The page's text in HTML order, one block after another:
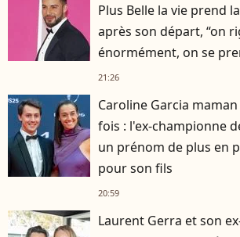
Plus Belle la vie prend
après son départ, “on
énormément, on se
21:26
Caroline Garcia
fois : l'ex-championne
un prénom de plus en
pour son fils
20:59
Laurent Gerra et son